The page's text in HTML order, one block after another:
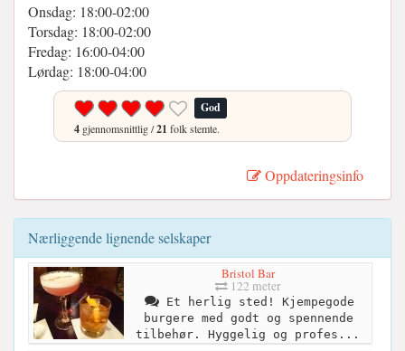
Onsdag: 18:00-02:00
Torsdag: 18:00-02:00
Fredag: 16:00-04:00
Lørdag: 18:00-04:00
God
4 gjennomsnittlig /21 folk stemte.
Oppdateringsinfo
Nærliggende lignende selskaper
Bristol Bar
122 meter
Et herlig sted! Kjempegode
burgere med godt og spennende
tilbehør. Hyggelig og profes...